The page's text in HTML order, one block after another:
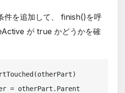
件を追加して、 finish()を呼
が true かどうかを確